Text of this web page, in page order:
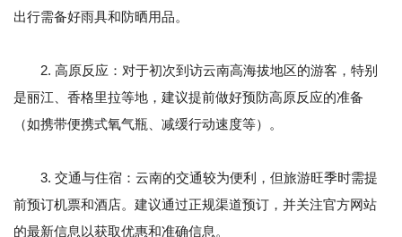
出行需备好雨具和防晒用品。
2. 高原反应：对于初次到访云南高海拔地区的游客，特别
是丽江、香格里拉等地，建议提前做好预防高原反应的准备
（如携带便携式氧气瓶、减缓行动速度等）。
3. 交通与住宿：云南的交通较为便利，但旅游旺季时需提
前预订机票和酒店。建议通过正规渠道预订，并关注官方网站
的最新信息以获取优惠和准确信息。